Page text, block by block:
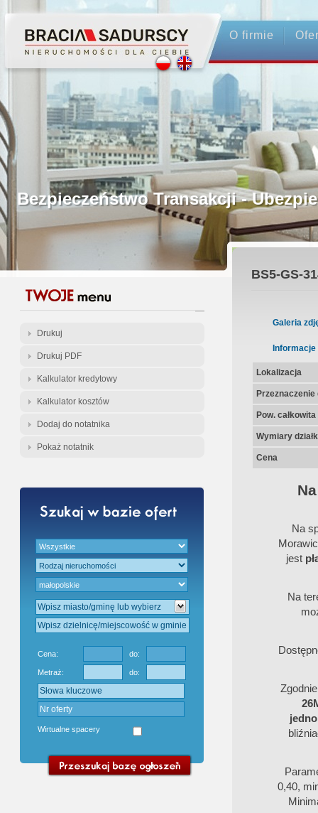
O firmie
Profesjonalne Pośrednictwo
Bezpieczeństwo Transakcji -
Licencjonowani Pośrednicy
Gwarancja Zwrotu Zadatku
Gratis - Przedwstępna Umowa
Drukuj
Drukuj PDF
Kalkulator kredytowy
Kalkulator kosztów
Dodaj do notatnika
Pokaż notatnik
Cena: do:
Metraż: do:
Wirtualne spacery
BS5-GS-
Galeria
Informacje
Lokalizacja
Przeznaczenie
Pow.
Wymiary
Cena
Na
jest
Na
0,40,